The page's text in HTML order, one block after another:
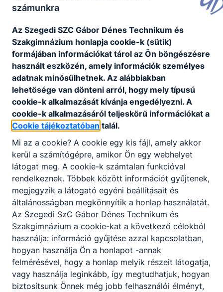
számunkra
Az Szegedi SZC Gábor Dénes Technikum és
Szakgimnázium honlapja cookie-k (sütik)
formájában információkat tárol az Ön böngészésre
használt eszközén, amely információk személyes
adatnak minősülhetnek. Az alábbiakban
lehetősége van dönteni arról, hogy mely típusú
cookie-k alkalmazását kívánja engedélyezni. A
cookie-k alkalmazásáról teljeskörű információkat a
Cookie tájékoztatóban talál.
Mi az a cookie? A cookie egy kis fájl, amely akkor
kerül a számítógépre, amikor Ön egy webhelyet
látogat meg. A cookie-k számtalan funkcióval
rendelkeznek. Többek között információt gyűjtenek,
megjegyzik a látogató egyéni beállításait és
általánosságban megkönnyítik a honlap használatát.
Az Szegedi SzC Gábor Dénes Technikum és
Szakgimnázium a cookie-kat a következő célokból
használja: információ gyűjtése azzal kapcsolatban,
hogyan használja Ön a honlapot -annak
felmérésével, hogy a honlap melyik részeit látogatja,
vagy használja leginkább, így megtudhatjuk, hogyan
biztosítsunk Önnek még jobb felhasználói élményt,